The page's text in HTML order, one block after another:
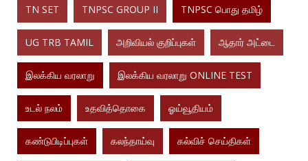
TN SET TNPSC GROUP II TNPSC பொது தமிழ்
UG TRB TAMIL அறிவியல் குறிப்புகள் ஆதார் அட்டை
இலக்கிய வரலாறு இலக்கிய வரலாறு ONLINE TEST
உடல் நலம் உதவித்தொகை ஓய்வூதியம்
கண்டுபிடிப்புகள் கலந்தாய்வு கல்விச் செய்திகள்